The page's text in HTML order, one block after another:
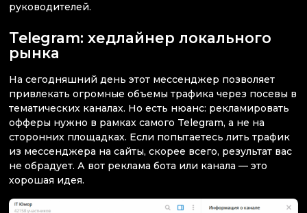
руководителей.
Telegram: хедлайнер локального
рынка
На сегодняшний день этот мессенджер позволяет
привлекать огромные объемы трафика через посевы в
тематических каналах. Но есть нюанс: рекламировать
офферы нужно в рамках самого Telegram, а не на
сторонних площадках. Если попытаетесь лить трафик
из мессенджера на сайты, скорее всего, результат вас
не обрадует. А вот реклама бота или канала — это
хорошая идея.